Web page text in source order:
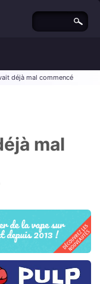
déjà mal commencé
mal